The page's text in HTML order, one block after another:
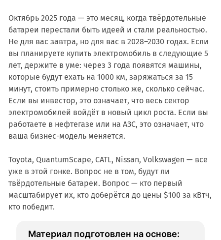
Октябрь 2025 года — это месяц, когда твёрдотельные
батареи перестали быть идеей и стали реальностью.
Не для вас завтра, но для вас в 2028–2030 годах. Если
вы планируете купить электромобиль в следующие 5
лет, держите в уме: через 3 года появятся машины,
которые будут ехать на 1000 км, заряжаться за 15
минут, стоить примерно столько же, сколько сейчас.
Если вы инвестор, это означает, что весь сектор
электромобилей войдёт в новый цикл роста. Если вы
работаете в нефтегазе или на АЗС, это означает, что
ваша бизнес-модель меняется.
Toyota, QuantumScape, CATL, Nissan, Volkswagen — все
уже в этой гонке. Вопрос не в том, будут ли
твёрдотельные батареи. Вопрос — кто первый
масштабирует их, кто доберётся до цены $100 за кВтч,
кто победит.
Материал подготовлен на основе: